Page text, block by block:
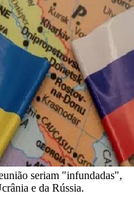
seriam "infundadas",
e da Rússia.